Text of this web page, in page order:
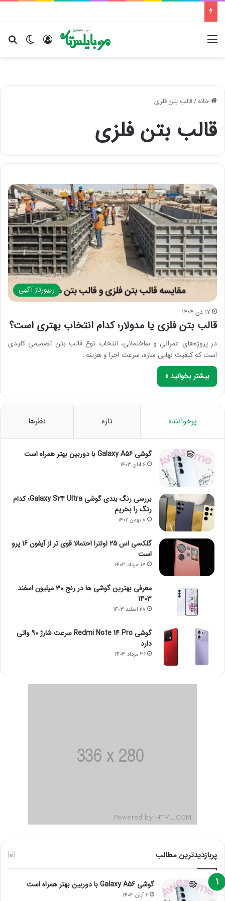
تغییر ورود
خانه/قالب بتن فلزی
قالب بتن فلزی
ریپورتاژ آگهی
17 دی 1404
قالب بتن فلزی یا مدولار؛ کدام انتخاب بهتری است؟
در پروژه‌های عمرانی و ساختمانی، انتخاب نوع قالب بتن تصمیمی کلیدی
است که کیفیت نهایی سازه، سرعت اجرا و هزینه…
بیشتر بخوانید »
پرخواننده تازه نظرها
گوشی Galaxy A56 با دوربین بهتر همراه است
6 آبان 1403
بررسی رنگ بندی گوشی Galaxy S24 Ultra؛ کدام
رنگ را بخریم
8 بهمن 1402
گلکسی اس 25 اولترا احتمالا قوی تر از آیفون 16 پرو
است
17 مرداد 1403
معرفی بهترین گوشی ها در رنج ۳۰ میلیون اسفند
1403
28 اسفند 1403
گوشی Redmi Note 14 Pro سرعت شارژ 90 واتی
دارد
31 مرداد 1403
پربازدیدترین مطالب
گوشی Galaxy A56 با دوربین بهتر همراه است
6 آبان 1403